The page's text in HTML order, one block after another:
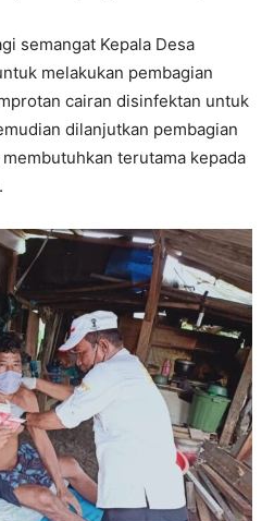
semangat Kepala Desa
melakukan pembagian
cairan disinfektan untuk
dilanjutkan pembagian
terutama kepada